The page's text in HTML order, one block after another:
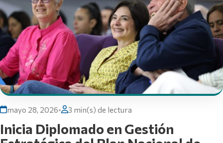
mayo 28, 2026• 3 min(s) de lectura
Inicia Diplomado en Gestión